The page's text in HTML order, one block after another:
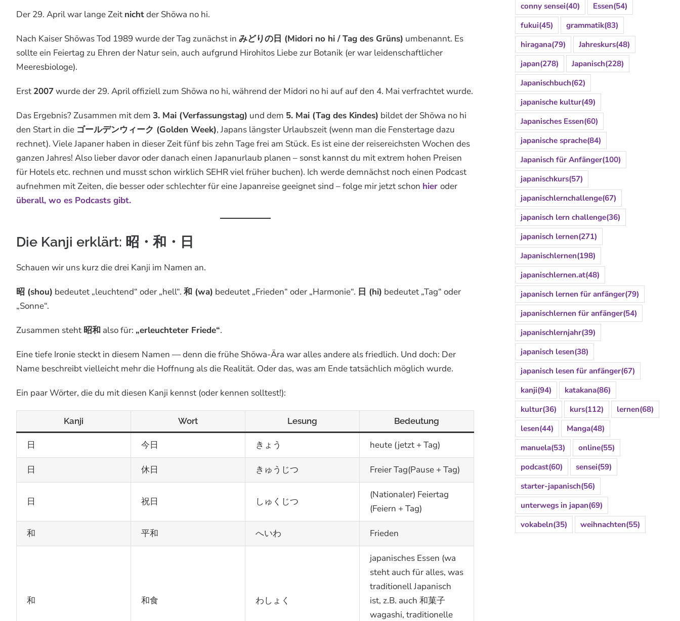
Der 29. April war lange Zeit nichtder Shōwa no hi.
Nach Kaiser Shōwas Tod 1989 wurde der Tag zunächst in みどりの日 (Midori no hi / Tag des Grüns) umbenannt. Es
sollte ein Feiertag zu Ehren der Natur sein, auch aufgrund Hirohitos Liebe zur Botanik (er war leidenschaftlicher
Meeresbiologe).
Erst 2007wurde der 29. April offiziell zum Shōwa no hi, während der Midori no hi auf auf den 4. Mai verfrachtet wurde.
Das Ergebnis? Zusammen mit dem 3. Mai (Verfassungstag) und dem 5. Mai (Tag des Kindes) bildet der Shōwa no hi
den Start in die ゴールデンウィーク (Golden Week), Japans längster Urlaubszeit (wenn man die Fenstertage dazu
rechnet). Viele Japaner haben in dieser Zeit fünf bis zehn Tage frei am Stück. Es ist eine der reisereichsten Wochen des
ganzen Jahres! Also lieber davor oder danach einen Japanurlaub planen – sonst kannst du mit extrem hohen Preisen
für Hotels etc. rechnen und musst schon wirklich SEHR viel früher buchen). Ich werde demnächst noch einen Podcast
aufnehmen mit Zeiten, die besser oder schlechter für eine Japanreise geeignet sind – folge mir jetzt schon hier oder
überall, wo es Podcasts gibt.
Die Kanji erklärt: 昭・和・日
Schauen wir uns kurz die drei Kanji im Namen an.
昭 (shou) bedeutet „leuchtend“ oder „hell“. 和 (wa) bedeutet „Frieden“ oder „Harmonie“. 日 (hi) bedeutet „Tag“ oder
„Sonne“.
Zusammen steht 昭和 also für: „erleuchteter Friede“.
Eine tiefe Ironie steckt in diesem Namen — denn die frühe Shōwa-Ära war alles andere als friedlich. Und doch: Der
Name beschreibt vielleicht mehr die Hoffnung als die Realität. Oder das, was am Ende tatsächlich möglich wurde.
Ein paar Wörter, die du mit diesen Kanji kennst (oder kennen solltest!):
Kanji Wort Lesung Bedeutung
日 今日 きょう heute (jetzt + Tag)
日 休日 きゅうじつ Freier Tag(Pause + Tag)
日 祝日 しゅくじつ
(Nationaler) Feiertag
(Feiern + Tag)
和 平和 へいわ Frieden
和 和食 わしょく
japanisches Essen (wa
steht auch für alles, was
traditionell Japanisch
ist, z.B. auch 和菓子
wagashi, traditionelle
conny sensei(40) Essen(54)
fukui(45) grammatik(83)
hiragana(79) Jahreskurs(48)
japan(278) Japanisch(228)
Japanischbuch(62)
japanische kultur(49)
Japanisches Essen(60)
japanische sprache(84)
Japanisch für Anfänger(100)
japanischkurs(57)
japanischlernchallenge(67)
japanisch lern challenge(36)
japanisch lernen(271)
Japanischlernen(198)
japanischlernen.at(48)
japanisch lernen für anfänger(79)
japanischlernen für anfänger(54)
japanischlernjahr(39)
japanisch lesen(38)
japanisch lesen für anfänger(67)
kanji(94) katakana(86)
kultur(36) kurs(112) lernen(68)
lesen(44) Manga(48)
manuela(53) online(55)
podcast(60) sensei(59)
starter-japanisch(56)
unterwegs in japan(69)
vokabeln(35) weihnachten(55)